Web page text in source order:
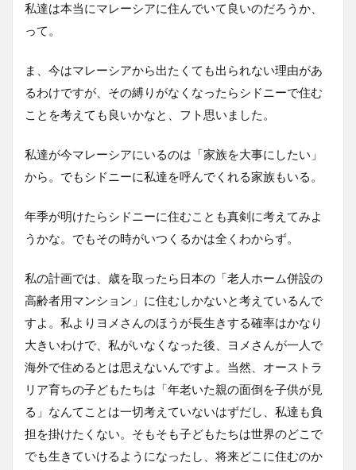
私達は本当にマレーシアに住んでいて良いのだろうか、
って。
ま、今はマレーシアから出たくても出られない理由があ
るわけですが、その縛りがなくなったらシドニーで住む
ことを考えても良いかなと、フト思いました。
私達が今マレーシアにいるのは「家族を大事にしたい」
から。でもシドニーに私達を呼んでくれる家族もいる。
年季が明けたらシドニーに住むことも真剣に考えてみよ
うかな。でもその時がいつくるかは全くわからず。
私の計画では、歳を取ったら日本の「老人ホーム併設の
高齢者用マンション」に住むしかないと考えているんで
すよ。私よりヨメさんのほうが長生きする確率はかなり
大きいわけで、私がいなくなった後、ヨメさんが一人で
海外で住めるとは思えないんですよ。当然、オーストラ
リア育ちの子どもたちは「年老いた親の面倒を子供が見
る」なんてことは一切考えていないはずだし、私達も負
担を掛けたくない。そもそも子どもたちは世界のどこで
でも生きていけるようになったし、将来どこに住むのか